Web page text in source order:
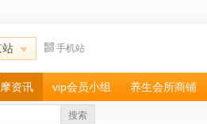
站 手机站
资讯 vip会员小组 养生会所商铺
搜索